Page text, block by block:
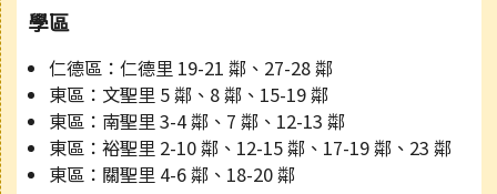
學區
仁德區：仁德里 19-21 鄰、27-28 鄰
東區：文聖里 5 鄰、8 鄰、15-19 鄰
東區：南聖里 3-4 鄰、7 鄰、12-13 鄰
東區：裕聖里 2-10 鄰、12-15 鄰、17-19 鄰、23 鄰
東區：關聖里 4-6 鄰、18-20 鄰